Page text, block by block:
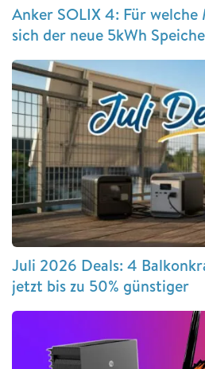
Anker SOLIX 4: Für
sich der neue 5kWh
Juli 2026 Deals: 4
jetzt bis zu 50% günstiger